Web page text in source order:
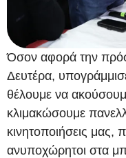
Όσον αφορά την
Δευτέρα,
θέλουμε να
κλιμακώσουμε
κινητοποιήσεις μας,
ανυποχώρητοι στα